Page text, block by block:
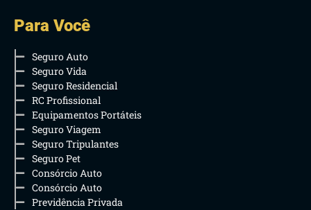
Para Você
Seguro Auto
Seguro Vida
Seguro Residencial
RC Profissional
Equipamentos Portáteis
Seguro Viagem
Seguro Tripulantes
Seguro Pet
Consórcio Auto
Consórcio Auto
Previdência Privada